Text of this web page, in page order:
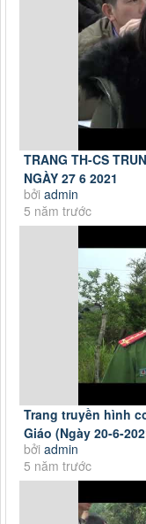
TRANG TH-CS
NGÀY 27 6 2021
bởi admin
5 năm trước
Trang truyền hình
Giáo (Ngày 20-6-
bởi admin
5 năm trước